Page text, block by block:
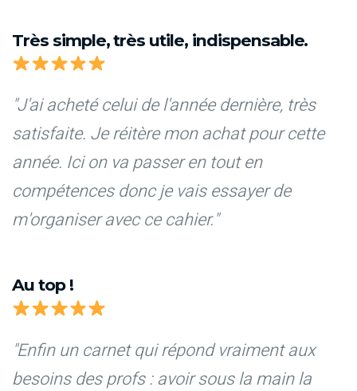
Très simple, très utile, indispensable.
"J'ai acheté celui de l'année dernière, très
satisfaite. Je réitère mon achat pour cette
année. Ici on va passer en tout en
compétences donc je vais essayer de
m'organiser avec ce cahier."
Au top !
"Enfin un carnet qui répond vraiment aux
besoins des profs : avoir sous la main la